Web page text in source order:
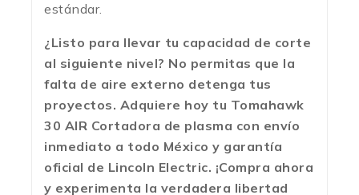
estándar.
¿Listo para llevar tu capacidad de corte
al siguiente nivel? No permitas que la
falta de aire externo detenga tus
proyectos. Adquiere hoy tu Tomahawk
30 AIR Cortadora de plasma con envío
inmediato a todo México y garantía
oficial de Lincoln Electric. ¡Compra ahora
y experimenta la verdadera libertad